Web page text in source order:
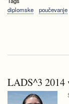
diplomske
poučevanje
LADS^3 2014